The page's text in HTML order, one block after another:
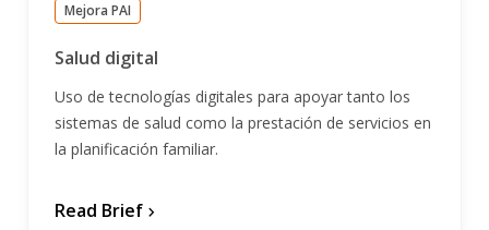
Mejora PAI
Salud digital
Uso de tecnologías digitales para apoyar tanto los
sistemas de salud como la prestación de servicios en
la planificación familiar.
Read Brief chevron_forward